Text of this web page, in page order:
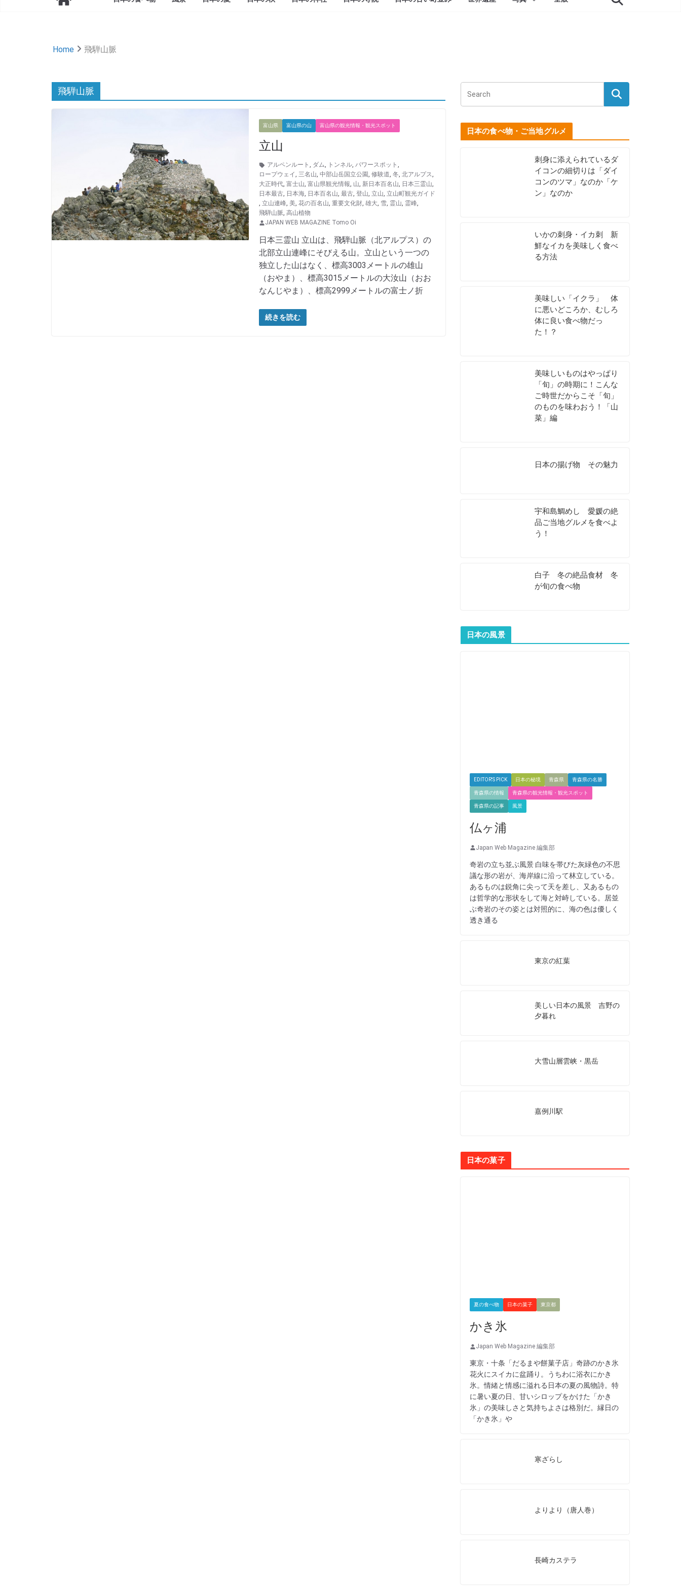
Home 飛騨山脈
飛騨山脈
富山県 富山県の山 富山県の観光情報・観光スポット
立山
アルペンルート , ダム, トンネル, パワースポット ,
ロープウェイ, 三名山, 中部山岳国立公園, 修験道, 冬, 北アルプス,
大正時代, 富士山, 富山県観光情報, 山, 新日本百名山, 日本三霊山,
日本最古, 日本海, 日本百名山, 最古, 登山, 立山, 立山町観光ガイド
, 立山連峰, 美, 花の百名山, 重要文化財, 雄大, 雪, 霊山, 霊峰,
飛騨山脈, 高山植物
JAPAN WEB MAGAZINE Tomo Oi
日本三霊山 立山は、飛騨山脈（北アルプス）の
北部立山連峰にそびえる山。立山という一つの
独立した山はなく、標高3003メートルの雄山
（おやま）、標高3015メートルの大汝山（おお
なんじやま）、標高2999メートルの富士ノ折
続きを読む
日本の食べ物・ご当地グルメ
刺身に添えられているダ
イコンの細切りは「ダイ
コンのツマ」なのか「ケ
ン」なのか
いかの刺身・イカ刺 新
鮮なイカを美味しく食べ
る方法
美味しい「イクラ」 体
に悪いどころか、むしろ
体に良い食べ物だっ
た！？
美味しいものはやっぱり
「旬」の時期に！こんな
ご時世だからこそ「旬」
のものを味わおう！「山
菜」編
日本の揚げ物 その魅力
宇和島鯛めし 愛媛の絶
品ご当地グルメを食べよ
う！
白子 冬の絶品食材 冬
が旬の食べ物
日本の風景
EDITOR'S PICK 日本の秘境 青森県 青森県の名勝
青森県の情報 青森県の観光情報・観光スポット
青森県の記事 風景
仏ヶ浦
Japan Web Magazine 編集部
奇岩の立ち並ぶ風景 白味を帯びた灰緑色の不思
議な形の岩が、海岸線に沿って林立している。
あるものは鋭角に尖って天を差し、又あるもの
は哲学的な形状をして海と対峙している。居並
ぶ奇岩のその姿とは対照的に、海の色は優しく
透き通る
東京の紅葉
美しい日本の風景 吉野の
夕暮れ
大雪山層雲峡・黒岳
嘉例川駅
日本の菓子
夏の食べ物 日本の菓子 東京都
かき氷
Japan Web Magazine 編集部
東京・十条「だるまや餅菓子店」奇跡のかき氷
花火にスイカに盆踊り。うちわに浴衣にかき
氷。情緒と情感に溢れる日本の夏の風物詩。特
に暑い夏の日、甘いシロップをかけた「かき
氷」の美味しさと気持ちよさは格別だ。縁日の
「かき氷」や
寒ざらし
よりより（唐人巻）
長崎カステラ